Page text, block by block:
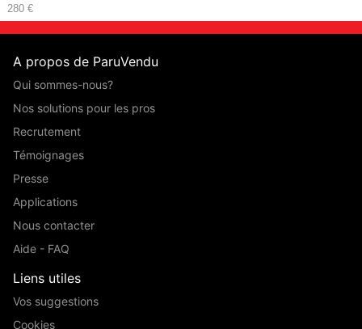
280 €
A propos de ParuVendu
Qui sommes-nous?
Nos solutions pour les pros
Recrutement
Témoignages
Presse
Applications
Nous contacter
Aide - FAQ
Liens utiles
Vos suggestions
Cookies